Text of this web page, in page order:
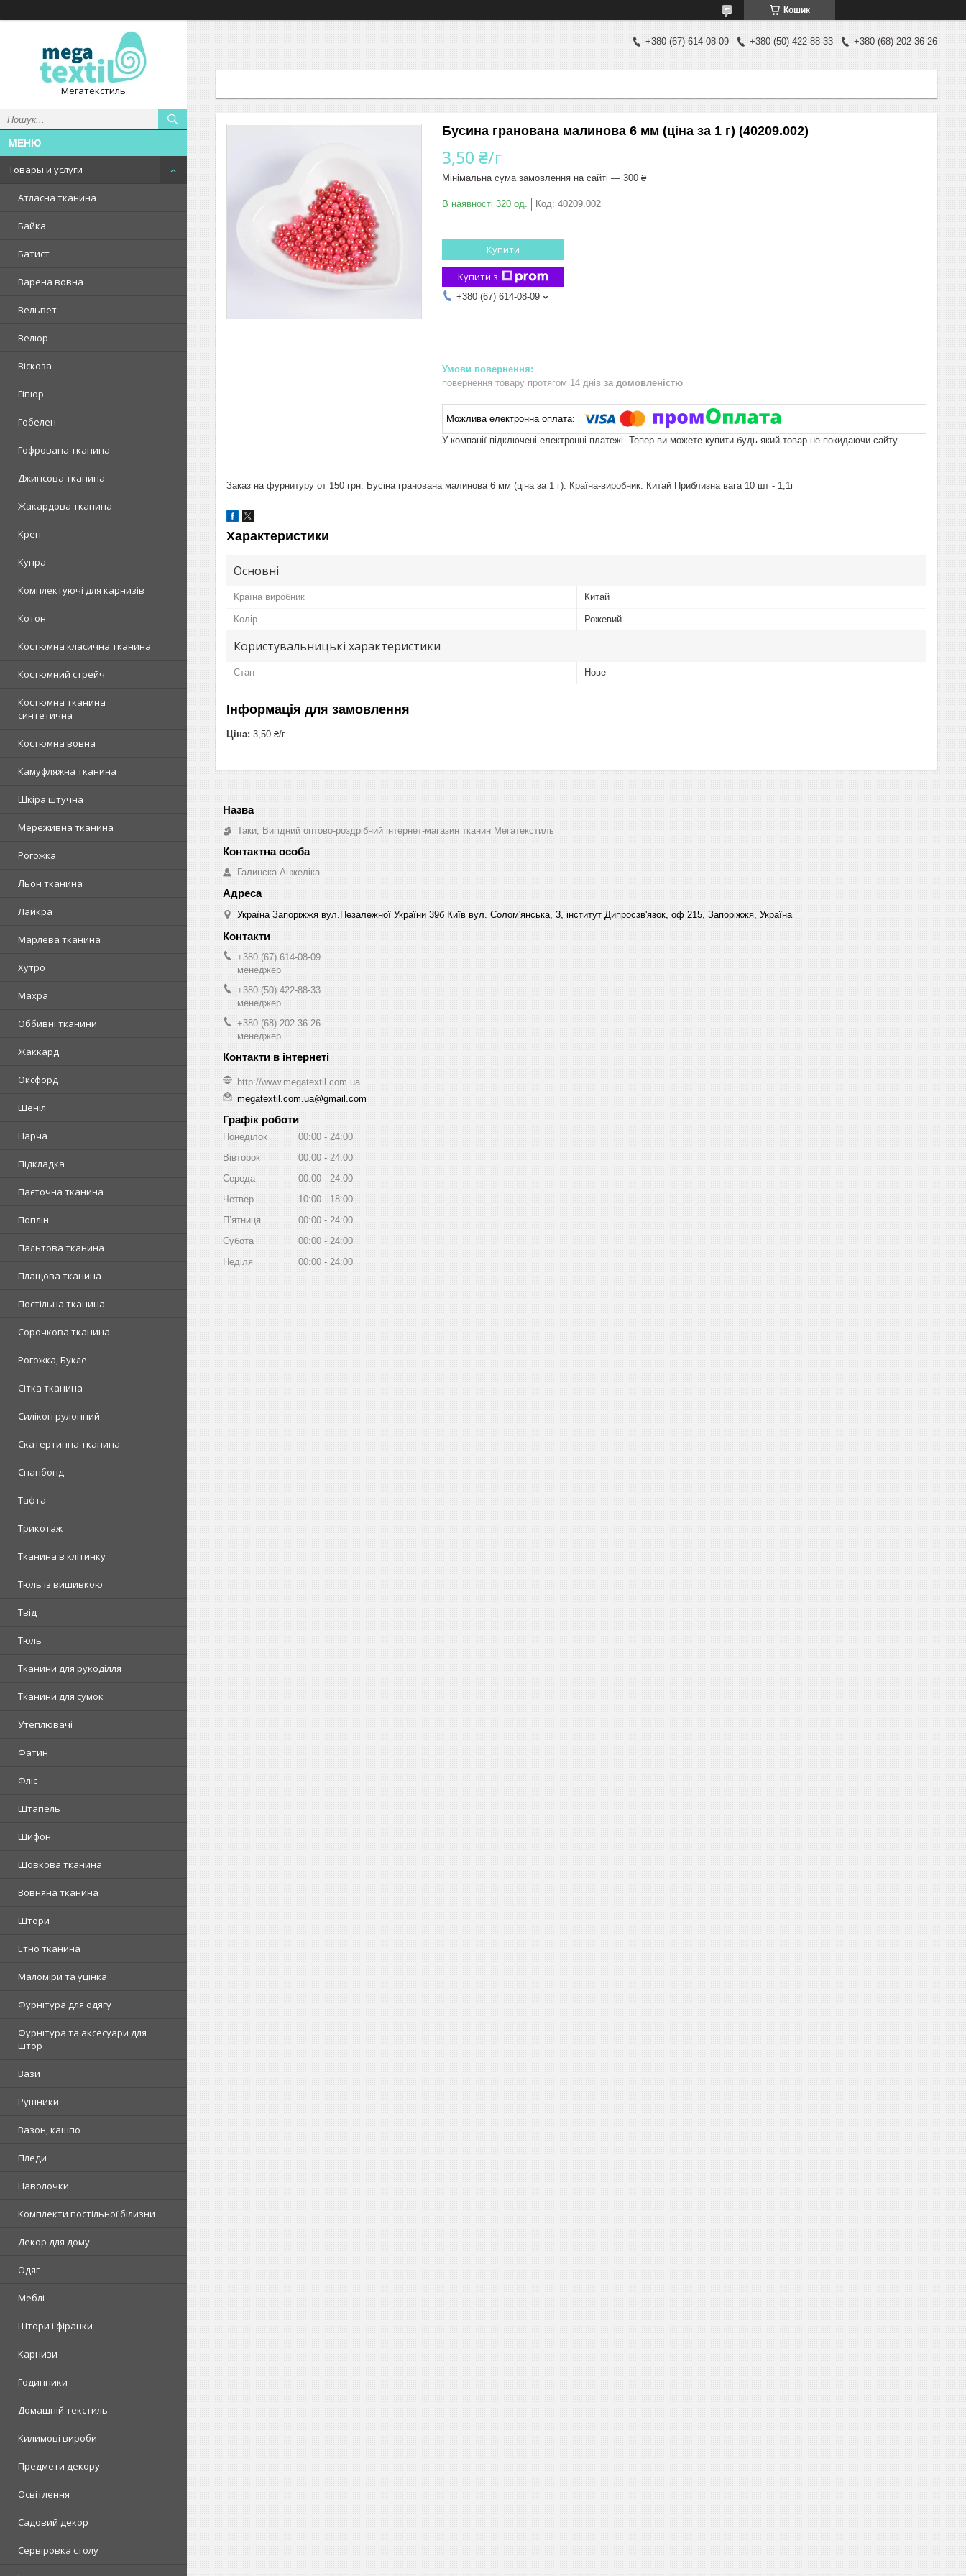
Кошик
Мегатекстиль
Товары и услуги
Атласна тканина
Байка
Батист
Варена вовна
Вельвет
Велюр
Віскоза
Гіпюр
Гобелен
Гофрована тканина
Джинсова тканина
Жакардова тканина
Креп
Купра
Комплектуючі для карнизів
Котон
Костюмна класична тканина
Костюмний стрейч
Костюмна тканина
синтетична
Костюмна вовна
Камуфляжна тканина
Шкіра штучна
Мереживна тканина
Рогожка
Льон тканина
Лайкра
Марлева тканина
Хутро
Махра
Оббивні тканини
Жаккард
Оксфорд
Шеніл
Парча
Підкладка
Паєточна тканина
Поплін
Пальтова тканина
Плащова тканина
Постільна тканина
Сорочкова тканина
Рогожка, Букле
Сітка тканина
Силікон рулонний
Скатертинна тканина
Спанбонд
Тафта
Трикотаж
Тканина в клітинку
Тюль із вишивкою
Твід
Тюль
Тканини для рукоділля
Тканини для сумок
Утеплювачі
Фатин
Фліс
Штапель
Шифон
Шовкова тканина
Вовняна тканина
Штори
Етно тканина
Маломіри та уцінка
Фурнітура для одягу
Фурнітура та аксесуари для
штор
Вази
Рушники
Вазон, кашпо
Пледи
Наволочки
Комплекти постільної білизни
Декор для дому
Одяг
Меблі
Штори і фіранки
Карнизи
Годинники
Домашній текстиль
Килимові вироби
Предмети декору
Освітлення
Садовий декор
Сервіровка столу
+380 (67) 614-08-09 +380 (50) 422-88-33 +380 (68) 202-36-26
Бусина гранована малинова 6 мм (ціна за 1 г) (40209.002)
3,50 ₴/г
Мінімальна сума замовлення на сайті — 300 ₴
В наявності 320 од. Код: 40209.002
Купити
Купити з
+380 (67) 614-08-09
повернення товару протягом 14 днів за домовленістю
У компанії підключені електронні платежі. Тепер ви можете купити будь-який товар не покидаючи сайту.
Заказ на фурнитуру от 150 грн. Бусіна гранована малинова 6 мм (ціна за 1 г). Країна-виробник: Китай Приблизна вага 10 шт - 1,1г
Характеристики
Основні
Країна виробник Китай
Колір Рожевий
Користувальницькі характеристики
Стан Нове
Інформація для замовлення
Ціна: 3,50 ₴/г
Таки, Вигідний оптово-роздрібний інтернет-магазин тканин Мегатекстиль
Галинска Анжеліка
Україна Запоріжжя вул.Незалежної України 39б Київ вул. Солом'янська, 3, інститут Дипросзв'язок, оф 215, Запоріжжя, Україна
+380 (67) 614-08-09
менеджер
+380 (50) 422-88-33
менеджер
+380 (68) 202-36-26
менеджер
http://www.megatextil.com.ua
megatextil.com.ua@gmail.com
Графік роботи
Понеділок 00:00
24:00
Вівторок
00:00
24:00
Середа
00:00
24:00
Четвер
10:00
18:00
Пʼятниця
00:00
24:00
Субота
00:00
24:00
Неділя
00:00 24:00